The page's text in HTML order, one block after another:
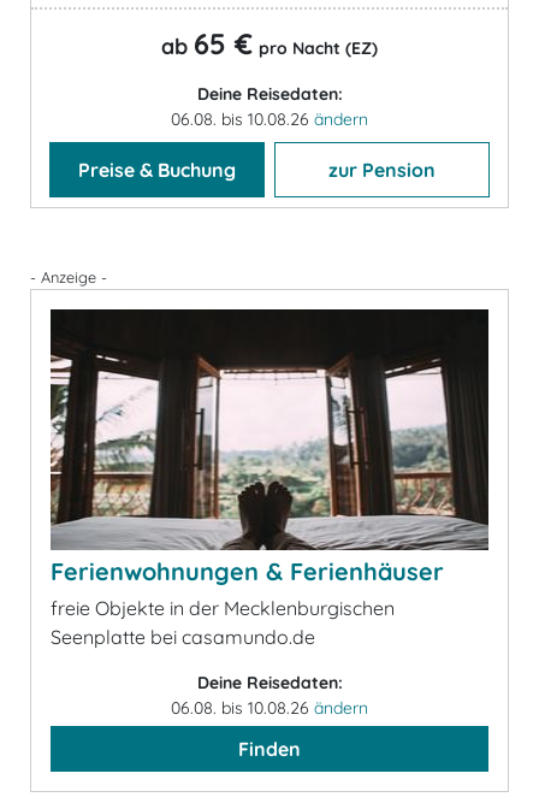
ab 65 € pro Nacht (EZ)
Deine Reisedaten:
06.08. bis 10.08.26 ändern
Preise & Buchung zur Pension
- Anzeige -
Ferienwohnungen & Ferienhäuser
freie Objekte in der Mecklenburgischen
Seenplatte bei casamundo.de
Deine Reisedaten:
06.08. bis 10.08.26 ändern
Finden